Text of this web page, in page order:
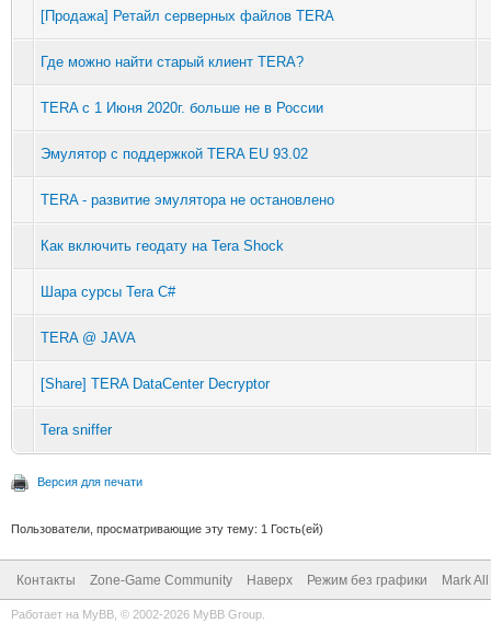
[Продажа] Ретайл серверных файлов TERA
Где можно найти старый клиент TERA?
TERA с 1 Июня 2020г. больше не в России
Эмулятор с поддержкой TERA EU 93.02
TERA - развитие эмулятора не остановлено
Как включить геодату на Tera Shock
Шара сурсы Tera C#
TERA @ JAVA
[Share] TERA DataCenter Decryptor
Tera sniffer
Версия для печати
Пользователи, просматривающие эту тему: 1 Гость(ей)
Контакты Zone-Game Community Наверх Режим без графики Mark
Работает на MyBB , © 2002-2026 MyBB Group